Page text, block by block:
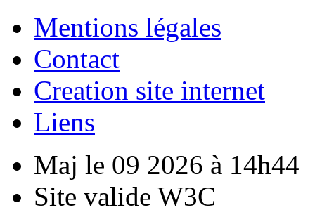
Mentions légales
Contact
Creation site internet
Liens
Maj le 09 2026 à 14h44
Site valide W3C